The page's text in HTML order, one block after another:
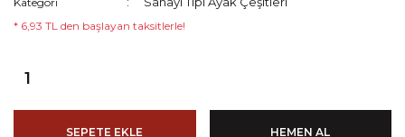
* 6,93 TL den başlayan taksitlerle!
SEPETE EKLE HEMEN AL